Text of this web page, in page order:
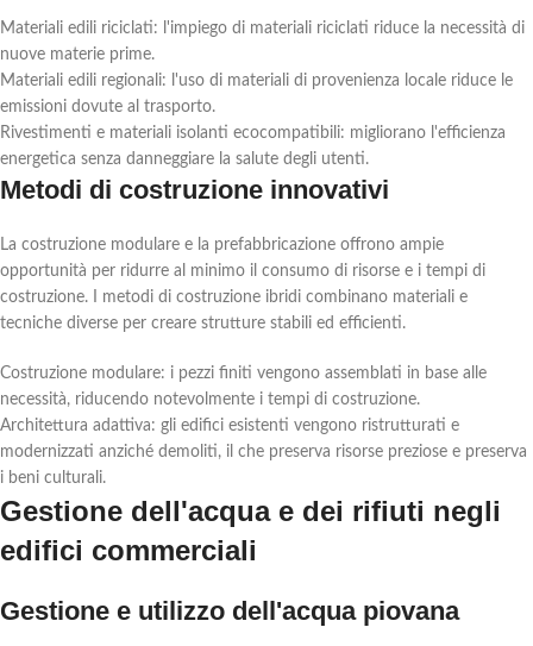
Materiali edili riciclati: l'impiego di materiali riciclati riduce la necessità di
nuove materie prime.
Materiali edili regionali: l'uso di materiali di provenienza locale riduce le
emissioni dovute al trasporto.
Rivestimenti e materiali isolanti ecocompatibili: migliorano l'efficienza
energetica senza danneggiare la salute degli utenti.
Metodi di costruzione innovativi
La costruzione modulare e la prefabbricazione offrono ampie
opportunità per ridurre al minimo il consumo di risorse e i tempi di
costruzione. I metodi di costruzione ibridi combinano materiali e
tecniche diverse per creare strutture stabili ed efficienti.
Costruzione modulare: i pezzi finiti vengono assemblati in base alle
necessità, riducendo notevolmente i tempi di costruzione.
Architettura adattiva: gli edifici esistenti vengono ristrutturati e
modernizzati anziché demoliti, il che preserva risorse preziose e preserva
i beni culturali.
Gestione dell'acqua e dei rifiuti negli
edifici commerciali
Gestione e utilizzo dell'acqua piovana